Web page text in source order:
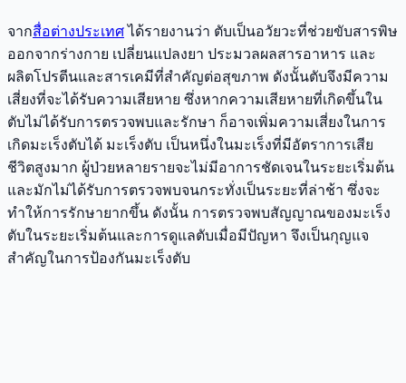
จากสื่อต่างประเทศได้รายงานว่า ตับเป็นอวัยวะที่ช่วยขับสารพิษ
ออกจากร่างกาย เปลี่ยนแปลงยา ประมวลผลสารอาหาร และ
ผลิตโปรตีนและสารเคมีที่สำคัญต่อสุขภาพ ดังนั้นตับจึงมีความ
เสี่ยงที่จะได้รับความเสียหาย ซึ่งหากความเสียหายที่เกิดขึ้นใน
ตับไม่ได้รับการตรวจพบและรักษา ก็อาจเพิ่มความเสี่ยงในการ
เกิดมะเร็งตับได้ มะเร็งตับ เป็นหนึ่งในมะเร็งที่มีอัตราการเสีย
ชีวิตสูงมาก ผู้ป่วยหลายรายจะไม่มีอาการชัดเจนในระยะเริ่มต้น
และมักไม่ได้รับการตรวจพบจนกระทั่งเป็นระยะที่ล่าช้า ซึ่งจะ
ทำให้การรักษายากขึ้น ดังนั้น การตรวจพบสัญญาณของมะเร็ง
ตับในระยะเริ่มต้นและการดูแลตับเมื่อมีปัญหา จึงเป็นกุญแจ
สำคัญในการป้องกันมะเร็งตับ